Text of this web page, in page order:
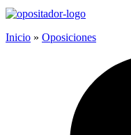
Inicio » Oposiciones